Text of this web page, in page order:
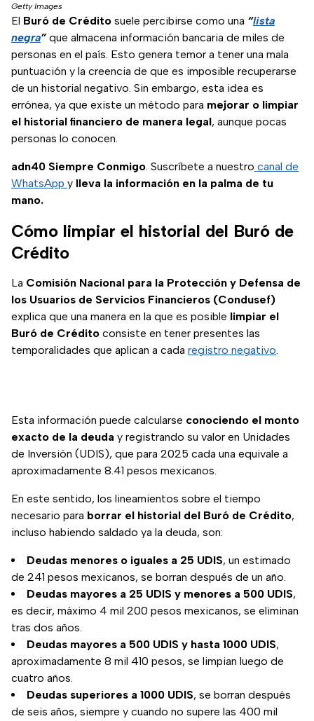
Getty Images
El Buró de Crédito suele percibirse como una “lista
negra”que almacena información bancaria de miles de
personas en el país. Esto genera temor a tener una mala
puntuación y la creencia de que es imposible recuperarse
de un historial negativo. Sin embargo, esta idea es
errónea, ya que existe un método para mejorar o limpiar
el historial financiero de manera legal, aunque pocas
personas lo conocen.
adn40 Siempre Conmigo. Suscríbete a nuestro canal de
WhatsApp y lleva la información en la palma de tu
mano.
Cómo limpiar el historial del Buró de
Crédito
La Comisión Nacional para la Protección y Defensa de
los Usuarios de Servicios Financieros (Condusef)
explica que una manera en la que es posible limpiar el
Buró de Crédito consiste en tener presentes las
temporalidades que aplican a cada registro negativo.
Esta información puede calcularse conociendo el monto
exacto de la deuda y registrando su valor en Unidades
de Inversión (UDIS), que para 2025 cada una equivale a
aproximadamente 8.41 pesos mexicanos.
En este sentido, los lineamientos sobre el tiempo
necesario para borrar el historial del Buró de Crédito,
incluso habiendo saldado ya la deuda, son:
Deudas menores o iguales a 25 UDIS, un estimado
de 241 pesos mexicanos, se borran después de un año.
Deudas mayores a 25 UDIS y menores a 500 UDIS,
es decir, máximo 4 mil 200 pesos mexicanos, se eliminan
tras dos años.
Deudas mayores a 500 UDIS y hasta 1000 UDIS,
aproximadamente 8 mil 410 pesos, se limpian luego de
cuatro años.
Deudas superiores a 1000 UDIS, se borran después
de seis años, siempre y cuando no supere las 400 mil